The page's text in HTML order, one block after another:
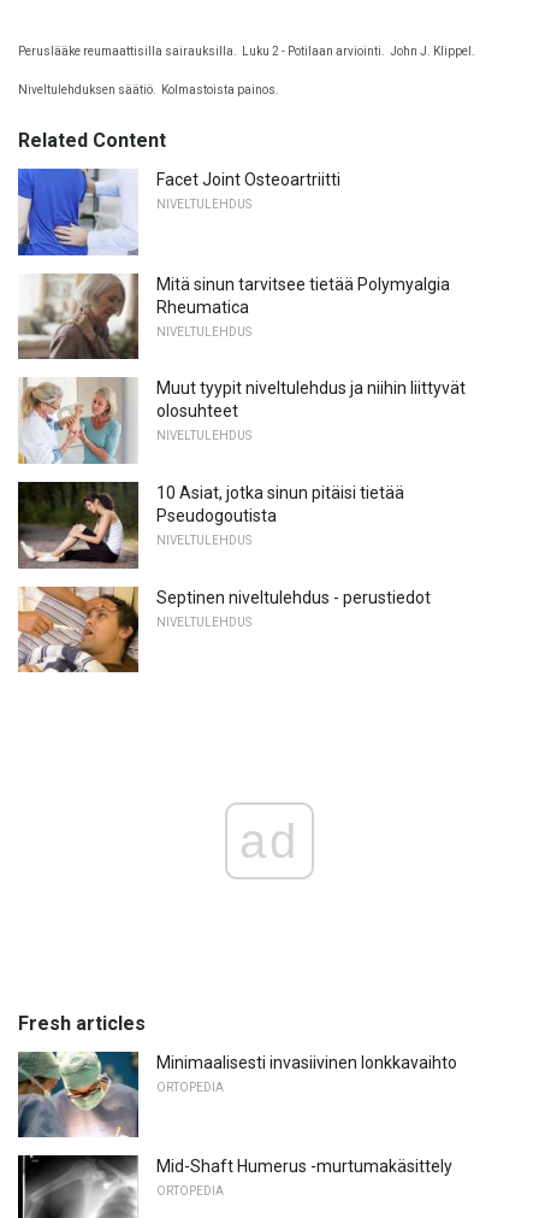
Peruslääke reumaattisilla sairauksilla. Luku 2 - Potilaan arviointi. John J. Klippel.
Niveltulehduksen säätiö. Kolmastoista painos.
Related Content
Facet Joint Osteoartriitti
NIVELTULEHDUS
Mitä sinun tarvitsee tietää Polymyalgia
Rheumatica
NIVELTULEHDUS
Muut tyypit niveltulehdus ja niihin liittyvät
olosuhteet
NIVELTULEHDUS
10 Asiat, jotka sinun pitäisi tietää
Pseudogoutista
NIVELTULEHDUS
Septinen niveltulehdus - perustiedot
NIVELTULEHDUS
ad
Fresh articles
Minimaalisesti invasiivinen lonkkavaihto
ORTOPEDIA
Mid-Shaft Humerus -murtumakäsittely
ORTOPEDIA